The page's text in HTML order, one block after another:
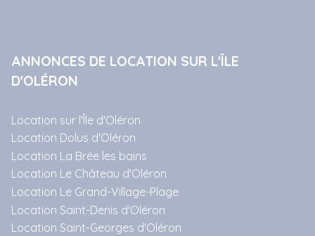
ANNONCES DE LOCATION SUR L'ÎLE
D'OLÉRON
Location sur l'Île d'Oléron
Location Dolus d'Oléron
Location La Brée les bains
Location Le Château d'Oléron
Location Le Grand-Village-Plage
Location Saint-Denis d'Oléron
Location Saint-Georges d'Oléron